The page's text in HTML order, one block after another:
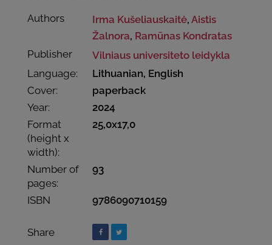
Authors Irma Kušeliauskaitė,Aistis
Žalnora, Ramūnas Kondratas
Publisher
Vilniaus universiteto leidykla
Language:
Lithuanian, English
Cover:
paperback
Year:
2024
Format
(height x
width):
25,0x17,0
Number of
pages:
93
ISBN 9786090710159
Share